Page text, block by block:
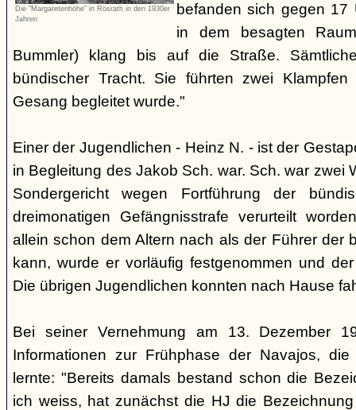
Die "Margaretenhöhe" in Rösrath in den 1930er
Jahren
befanden sich gegen 17
in dem besagten
Bummler) klang bis auf die Straße.
bündischer Tracht. Sie führten zwei
Gesang begleitet wurde."
Einer der Jugendlichen - Heinz N. - ist der
in Begleitung des Jakob Sch. war. Sch. war zwei
Sondergericht wegen Fortführung der
dreimonatigen Gefängnisstrafe verurteilt
allein schon dem Altern nach als der Führer der
kann, wurde er vorläufig festgenommen und
Die übrigen Jugendlichen konnten nach Hause
Bei seiner Vernehmung am 13. Dezember
Informationen zur Frühphase der Navajos,
lernte: "Bereits damals bestand schon die
ich weiss, hat zunächst die HJ die